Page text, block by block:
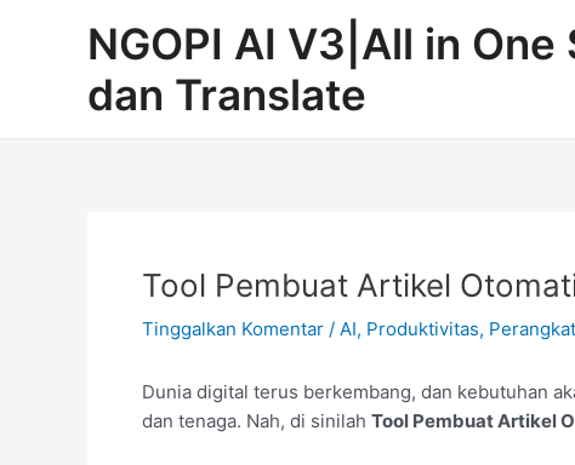
NGOPI AI V3|All in
dan Translate
Tool Pembuat Artikel
Tinggalkan Komentar / AI, Produktivitas,
Dunia digital terus berkembang, dan kebutuhan
dan tenaga. Nah, di sinilah Tool Pembuat Artikel
navigation